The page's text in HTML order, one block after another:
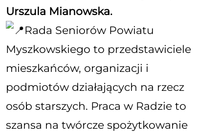
Urszula Mianowska.
Rada Seniorów Powiatu
Myszkowskiego to przedstawiciele
mieszkańców, organizacji i
podmiotów działających na rzecz
osób starszych. Praca w Radzie to
szansa na twórcze spożytkowanie